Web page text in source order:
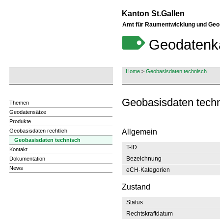
Kanton St.Gallen
Amt für Raumentwicklung und
Home > Geobasisdaten technisch
Themen
Geodatensätze
Produkte
Geobasisdaten rechtlich
Geobasisdaten technisch
Kontakt
Dokumentation
News
Geobasisdaten
Allgemein
T-ID
Bezeichnung
eCH-Kategorien
Zustand
Status
Rechtskraftdatum